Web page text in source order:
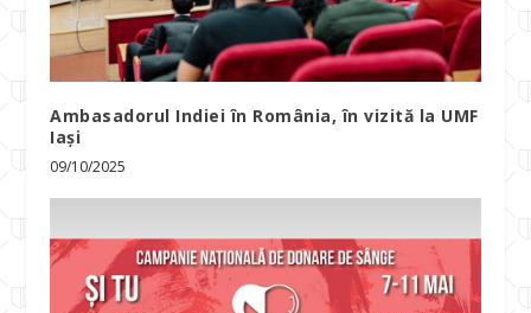
Ambasadorul Indiei în România, în vizită la UMF
Iași
09/10/2025